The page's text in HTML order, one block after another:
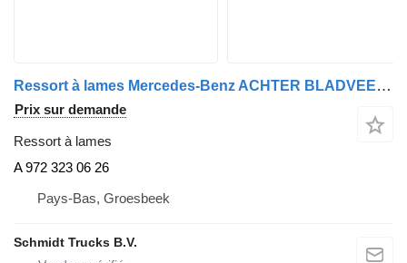
Ressort à lames Mercedes-Benz ACHTER BLADVEER ATEGO EURO 6 A 972 323 06 26 pour camion
Prix sur demande
Ressort à lames
A 972 323 06 26
Pays-Bas, Groesbeek
Schmidt Trucks B.V.